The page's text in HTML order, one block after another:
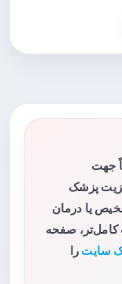
جهت
پزشک
یا درمان
کامل‌تر، صفحه
سایت را